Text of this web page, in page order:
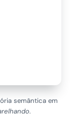
semântica em
.